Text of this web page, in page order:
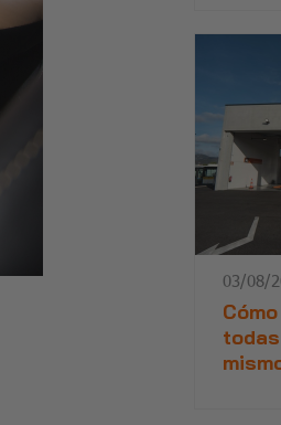
03/08/